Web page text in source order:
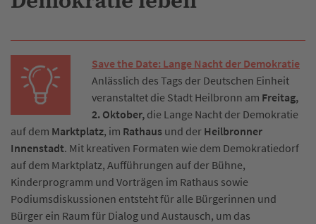
Save the Date: Lange Nacht der Demokratie
Anlässlich des Tags der Deutschen Einheit
veranstaltet die Stadt Heilbronn am Freitag,
2. Oktober, die Lange Nacht der Demokratie
auf dem Marktplatz, im Rathaus und der Heilbronner
Innenstadt. Mit kreativen Formaten wie dem Demokratiedorf
auf dem Marktplatz, Aufführungen auf der Bühne,
Kinderprogramm und Vorträgen im Rathaus sowie
Podiumsdiskussionen entsteht für alle Bürgerinnen und
Bürger ein Raum für Dialog und Austausch, um das